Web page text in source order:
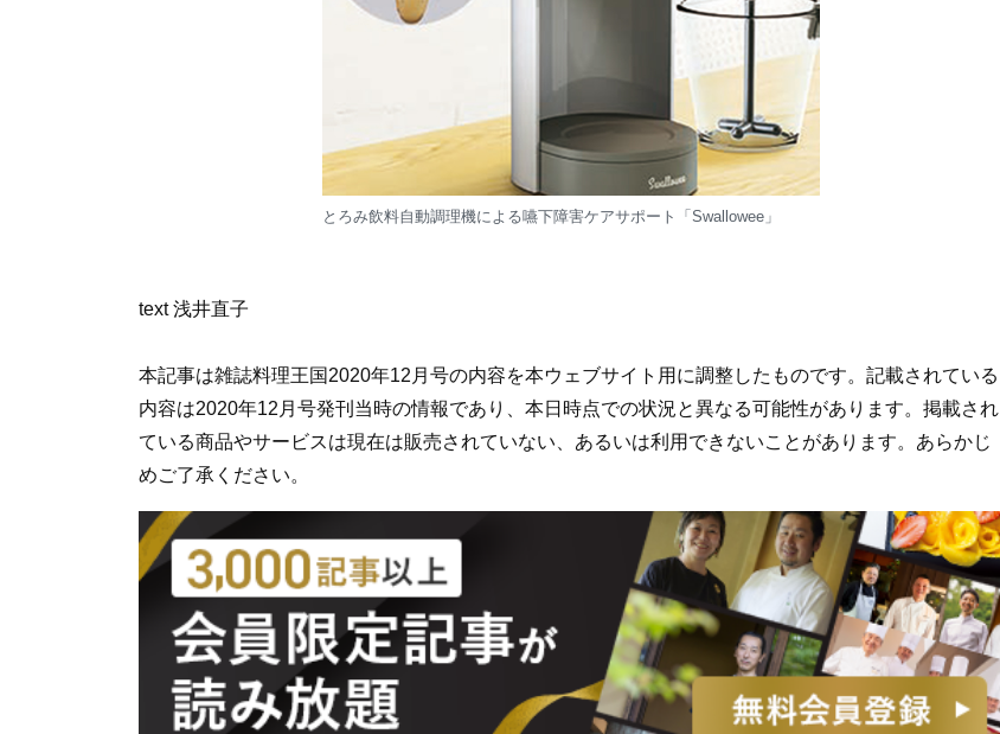
とろみ飲料自動調理機による嚥下障害ケアサポート「Swallowee」
text 浅井直子
本記事は雑誌料理王国2020年12月号の内容を本ウェブサイト用に調整したものです。記載されている
内容は2020年12月号発刊当時の情報であり、本日時点での状況と異なる可能性があります。掲載され
ている商品やサービスは現在は販売されていない、あるいは利用できないことがあります。あらかじ
めご了承ください。